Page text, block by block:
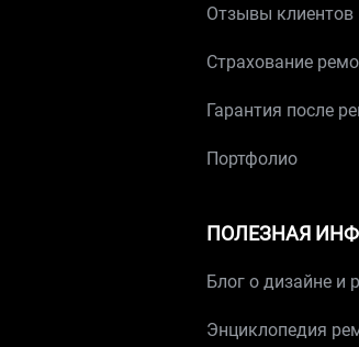
Отзывы клиентов
Страхование
Гарантия после
Портфолио
ПОЛЕЗНАЯ
Блог о дизайне и
Энциклопедия